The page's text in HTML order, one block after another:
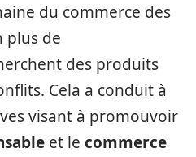
du commerce des
plus de
des produits
Cela a conduit à
visant à promouvoir
et le commerce